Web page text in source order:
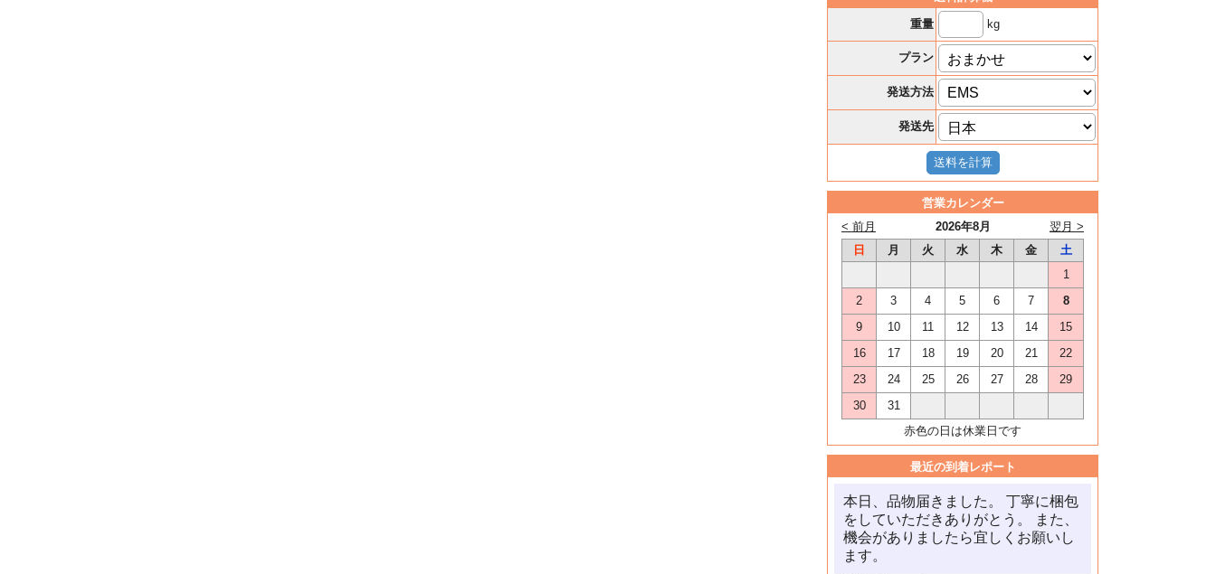
重量
kg
プラン
発送方法
発送先
営業カレンダー
2026年8月
< 前月
翌月 >
日
月 火 水 木 金
土
1
2
3 4 5 6 7
8
9
10 11 12 13 14
15
16
17 18 19 20 21
22
23
24 25 26 27 28
29
30
31
赤色の日は休業日です
最近の到着レポート
本日、品物届きました。 丁寧に梱包
をしていただきありがとう。 また、
機会がありましたら宜しくお願いし
ます。